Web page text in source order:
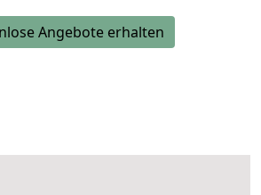
Angebote erhalten